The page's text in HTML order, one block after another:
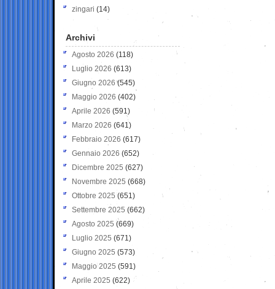
zingari (14)
Archivi
Agosto 2026 (118)
Luglio 2026 (613)
Giugno 2026 (545)
Maggio 2026 (402)
Aprile 2026 (591)
Marzo 2026 (641)
Febbraio 2026 (617)
Gennaio 2026 (652)
Dicembre 2025 (627)
Novembre 2025 (668)
Ottobre 2025 (651)
Settembre 2025 (662)
Agosto 2025 (669)
Luglio 2025 (671)
Giugno 2025 (573)
Maggio 2025 (591)
Aprile 2025 (622)